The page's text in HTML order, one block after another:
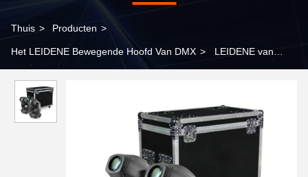
Thuis > Producten >
Het LEIDENE Bewegende Hoofd Van DMX > LEIDENE van
Facet bewegen